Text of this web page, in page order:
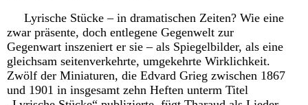
Lyrische Stücke – in dramatischen Zeiten? Wie eine
zwar präsente, doch entlegene Gegenwelt zur
Gegenwart inszeniert er sie – als Spiegelbilder, als eine
gleichsam seitenverkehrte, umgekehrte Wirklichkeit.
Zwölf der Miniaturen, die Edvard Grieg zwischen 1867
und 1901 in insgesamt zehn Heften unterm Titel